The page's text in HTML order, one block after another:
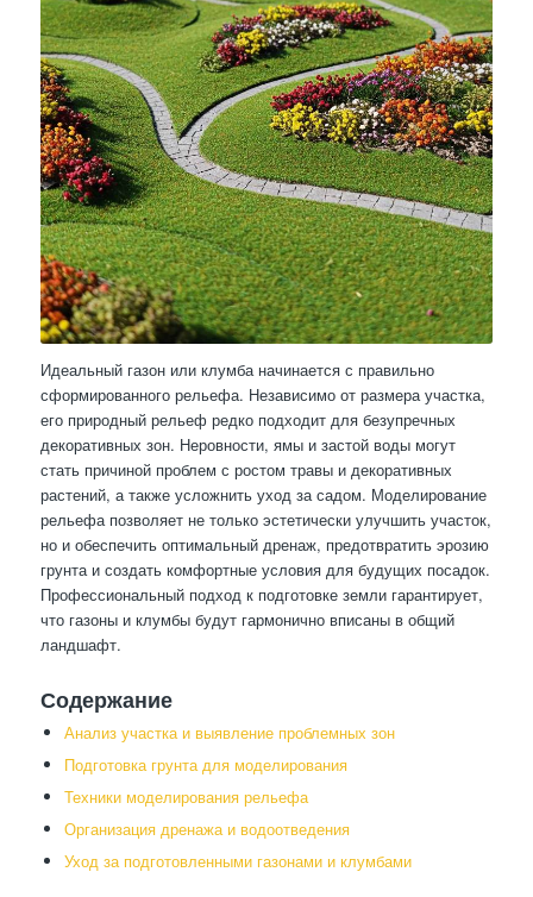
Идеальный газон или клумба начинается с правильно
сформированного рельефа. Независимо от размера участка,
его природный рельеф редко подходит для безупречных
декоративных зон. Неровности, ямы и застой воды могут
стать причиной проблем с ростом травы и декоративных
растений, а также усложнить уход за садом. Моделирование
рельефа позволяет не только эстетически улучшить участок,
но и обеспечить оптимальный дренаж, предотвратить эрозию
грунта и создать комфортные условия для будущих посадок.
Профессиональный подход к подготовке земли гарантирует,
что газоны и клумбы будут гармонично вписаны в общий
ландшафт.
Содержание
Анализ участка и выявление проблемных зон
Подготовка грунта для моделирования
Техники моделирования рельефа
Организация дренажа и водоотведения
Уход за подготовленными газонами и клумбами